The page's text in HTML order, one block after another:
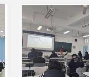
教育